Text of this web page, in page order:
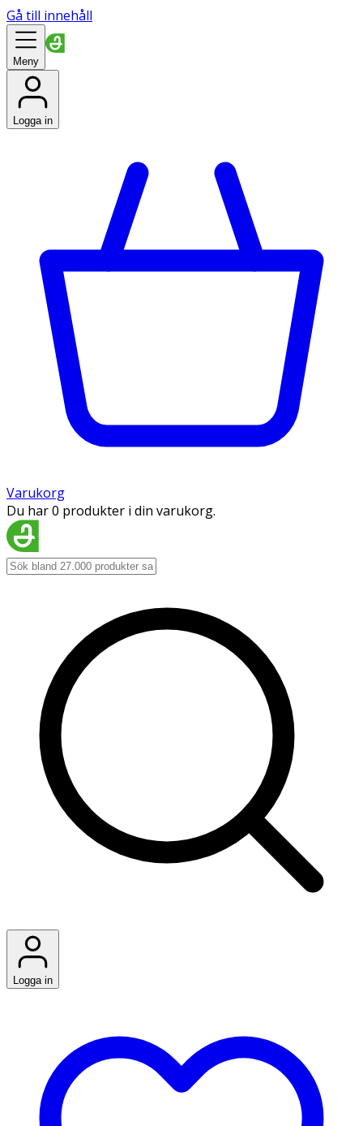
Gå till innehåll
Meny
Logga in
Varukorg
Du har 0 produkter i din varukorg.
Logga in